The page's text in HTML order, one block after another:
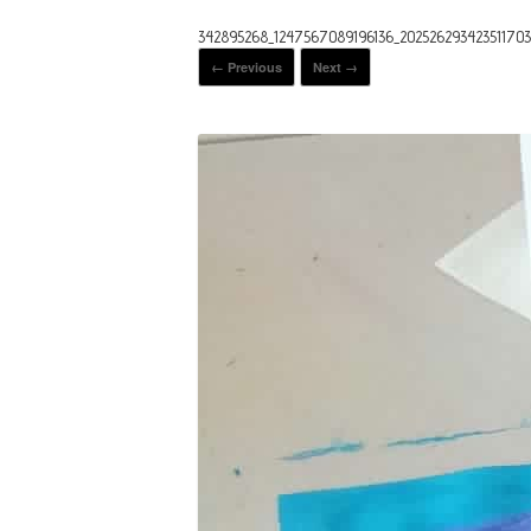
← Previous Next →